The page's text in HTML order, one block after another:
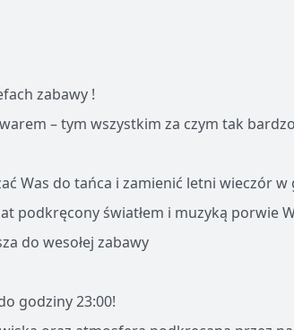
zabawy !
– tym wszystkim za czym tak
Was do tańca i zamienić letni wieczór
podkręcony światłem i muzyką porwie
do wesołej zabawy
godziny 23:00!